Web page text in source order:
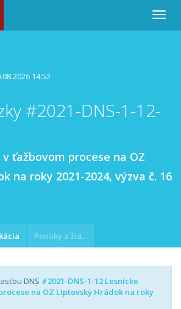
14:52
#2021-DNS-1-12-
ťažbovom procese na OZ
na roky 2021-2024, výzva č. 16
Ponuky a žiadosti
DNS #2021-DNS-1-12 Lesnícke
na OZ Liptovský Hrádok na roky